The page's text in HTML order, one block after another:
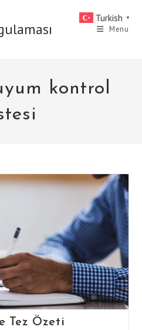
Menu
kontrol
Tez Özeti
Turkish ▼